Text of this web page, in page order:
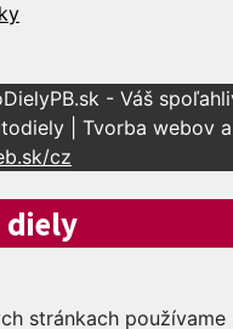
- Váš
| Tvorba webov
cz
diely
stránkach používame